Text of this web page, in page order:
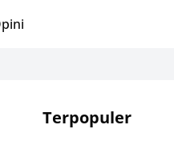
XL
Terpopuler